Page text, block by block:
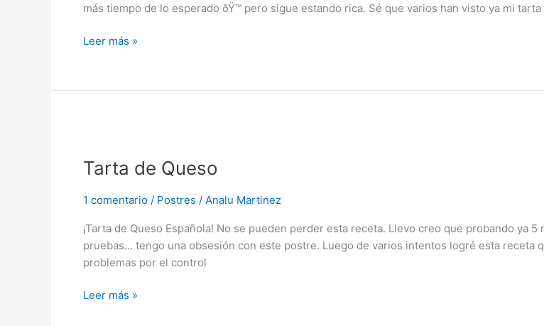
más tiempo de lo esperado ðŸ™ pero sigue estando rica. Sé que varios han visto ya mi
Leer más »
Tarta de Queso
1 comentario / Postres / Analu Martinez
¡Tarta de Queso Española! No se pueden perder esta receta. Llevo creo que probando ya
pruebas… tengo una obsesión con este postre. Luego de varios intentos logré esta receta
problemas por el control
Queso
Leer más »